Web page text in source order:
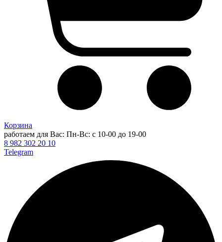
Корзина
работаем для Вас: Пн-Вс: с 10-00 до 19-00
8 982 302 20 10
Telegram